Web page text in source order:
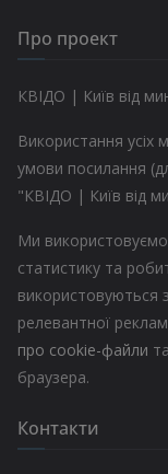
Про проект
КВІДО | Київ від
Використання усіх
умови посилання
"КВІДО | Київ від
Ми
статистику та
використовуються
релевантної
про cookie-файли
браузера.
Контакти